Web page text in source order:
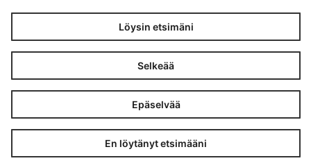
Löysin etsimäni
Selkeää
Epäselvää
En löytänyt etsimääni